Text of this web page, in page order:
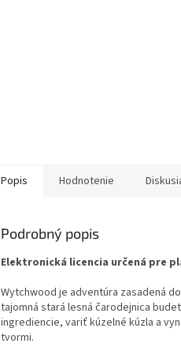
Popis Hodnotenie
Podrobný popis
Elektronická licencia určená pre
Wytchwood je adventúra zasadená
tajomná stará lesná čarodejnica
ingrediencie, variť kúzelné kúzla a
tvormi.